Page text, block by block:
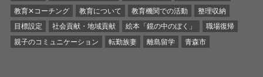
教育✕コーチング
教育について 教育機関での活動
整理収納
目標設定
社会貢献・地域貢献 絵本「鏡の中のぼく」
職場復帰
親子のコミュニケーション
転勤族妻 離島留学 青森市